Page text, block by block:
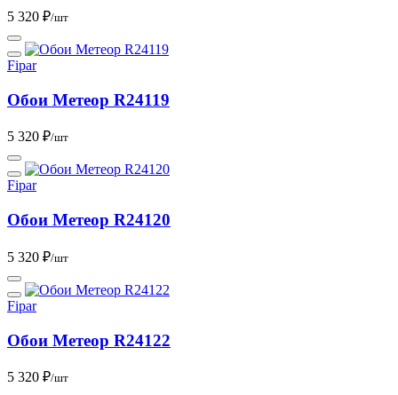
5 320 ₽/шт
Fipar
Обои Метеор R24119
5 320 ₽/шт
Fipar
Обои Метеор R24120
5 320 ₽/шт
Fipar
Обои Метеор R24122
5 320 ₽/шт